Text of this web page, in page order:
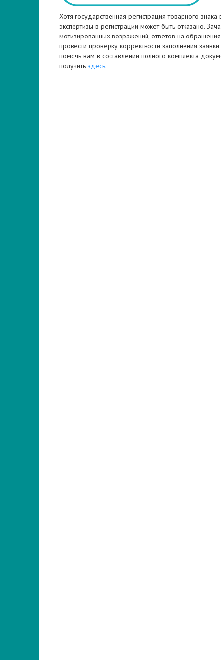
Хотя государственная регистрация товарного
экспертизы в регистрации может быть отказано.
мотивированных возражений, ответов на
провести проверку корректности заполнения
помочь вам в составлении полного комплекта
получить здесь.